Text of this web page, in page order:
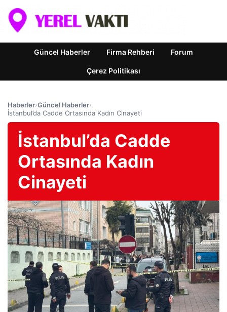
Güncel Haberler Firma Rehberi Forum
Çerez Politikası
Haberler›Güncel Haberler›
İstanbul’da Cadde Ortasında Kadın Cinayeti
İstanbul’da Cadde
Ortasında Kadın
Cinayeti